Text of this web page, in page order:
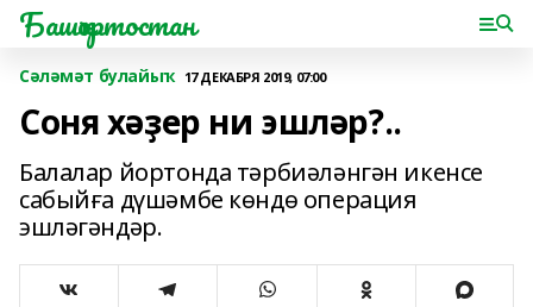
Башҡортостан
Сәләмәт булайыҡ 17 ДЕКАБРЯ 2019, 07:00
Соня хәҙер ни эшләр?..
Балалар йортонда тәрбиәләнгән икенсе
сабыйға дүшәмбе көндө операция
эшләгәндәр.